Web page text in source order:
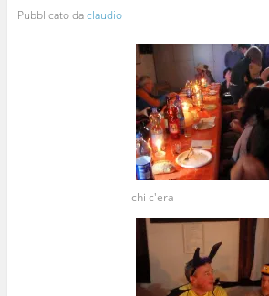
Pubblicato daclaudio
chi c'era